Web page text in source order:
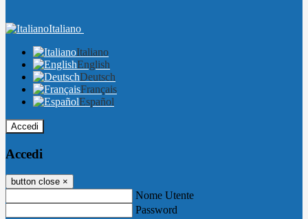
Italiano
Italiano
English
Deutsch
Français
Español
Accedi
Accedi
button close ×
Nome Utente
Password